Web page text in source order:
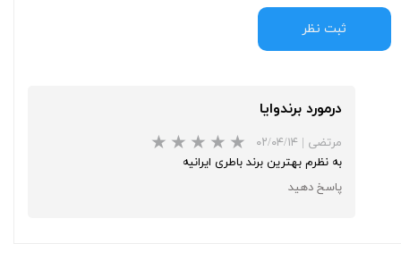
ثبت نظر
درمورد برندوایا
مرتضی | ۰۲/۰۴/۱۴
به نظرم بهترین برند باطری ایرانیه
پاسخ دهید